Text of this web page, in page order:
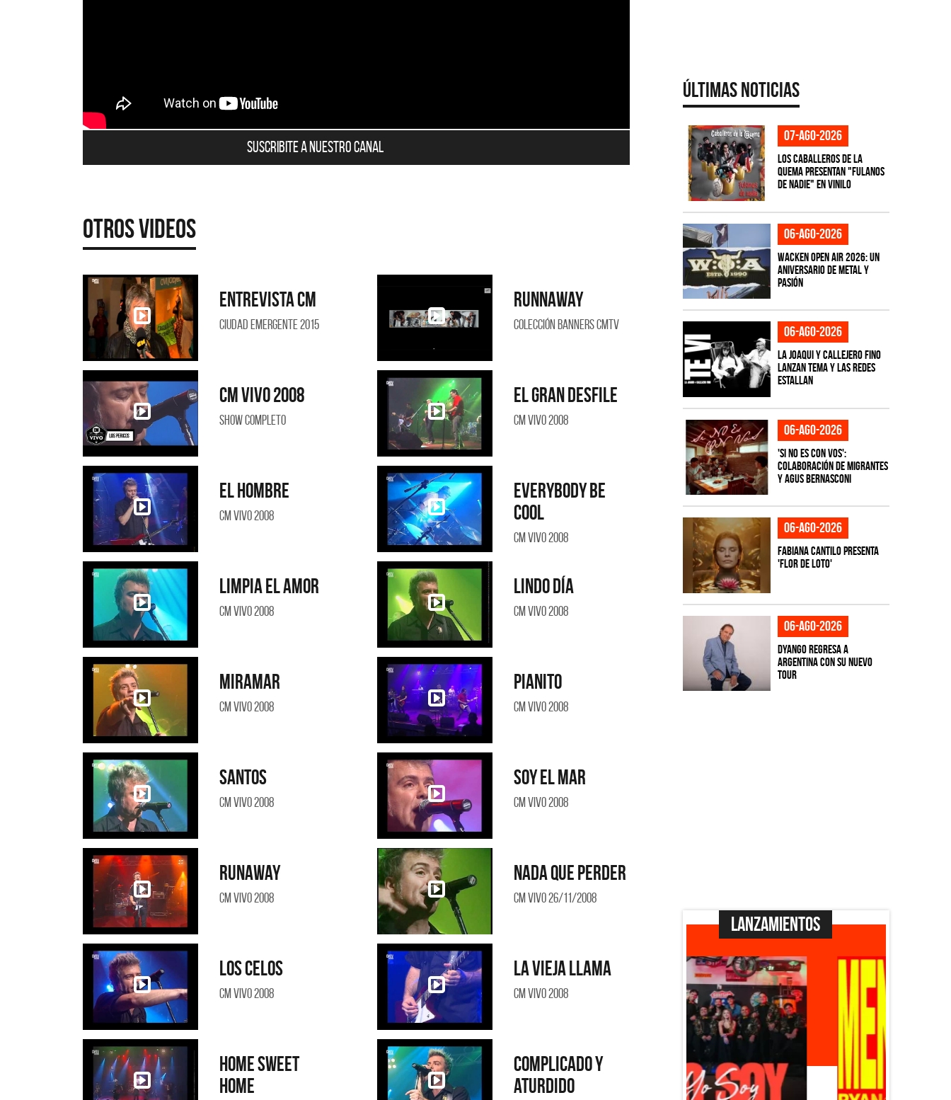
Suscribite a nuestro canal
Otros Videos
Entrevista CM
Ciudad Emergente 2015
Runnaway
Colección Banners CMTV
CM Vivo 2008
Show Completo
El gran desfile
CM Vivo 2008
El hombre
CM Vivo 2008
Everybody be
cool
CM Vivo 2008
Limpia el amor
CM Vivo 2008
Lindo día
CM Vivo 2008
Miramar
CM Vivo 2008
Pianito
CM Vivo 2008
Santos
CM Vivo 2008
Soy el mar
CM Vivo 2008
Runaway
CM Vivo 2008
Nada que perder
CM Vivo 26/11/2008
Los celos
CM Vivo 2008
La vieja llama
CM Vivo 2008
Home sweet
home
Complicado y
aturdido
Últimas Noticias
07-ago-2026
Los Caballeros de la
Quema presentan "Fulanos
de Nadie" en vinilo
06-ago-2026
Wacken Open Air 2026: Un
aniversario de metal y
pasión
06-ago-2026
La Joaqui y Callejero Fino
lanzan tema y las redes
estallan
06-ago-2026
'Si No Es Con Vos':
colaboración de Migrantes
y Agus Bernasconi
06-ago-2026
Fabiana Cantilo presenta
'Flor de Loto'
06-ago-2026
Dyango regresa a
Argentina con su nuevo
tour
Lanzamientos